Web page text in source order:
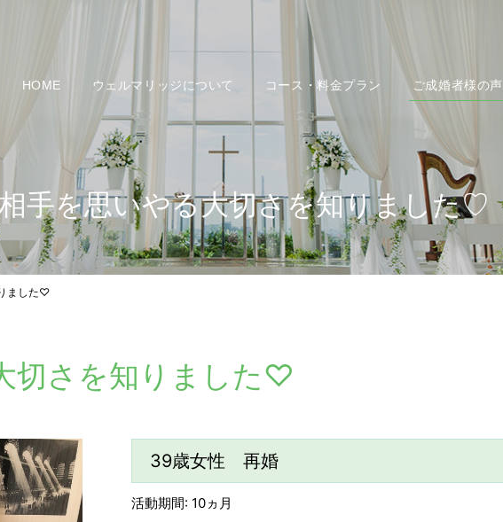
手を思いやる大切さを知りました♡
ました♡
切さを知りました♡
39歳女性 再婚
活動期間: 10ヵ月
HOME ウェルマリッジについて コース・料金プラン ご成婚者様の声